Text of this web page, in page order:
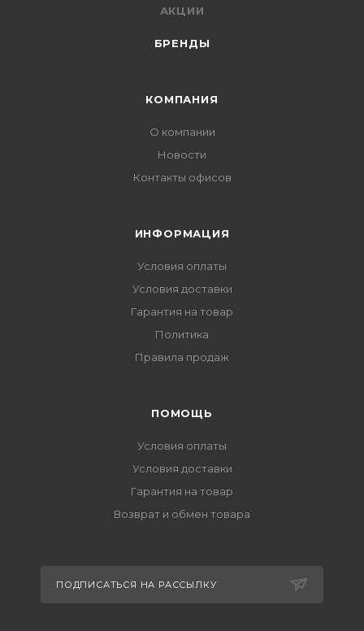
АКЦИИ
БРЕНДЫ
КОМПАНИЯ
О компании
Новости
Контакты офисов
ИНФОРМАЦИЯ
Условия оплаты
Условия доставки
Гарантия на товар
Политика
Правила продаж
ПОМОЩЬ
Условия оплаты
Условия доставки
Гарантия на товар
Возврат и обмен товара
ПОДПИСАТЬСЯ НА РАССЫЛКУ